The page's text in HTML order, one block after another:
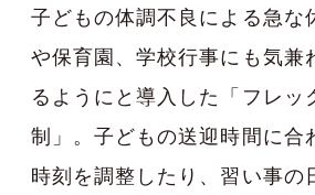
子どもの体調不良による急な
や保育園、学校行事にも気兼
るようにと導入した「フレッ
制」。子どもの送迎時間に合
時刻を調整したり、習い事の